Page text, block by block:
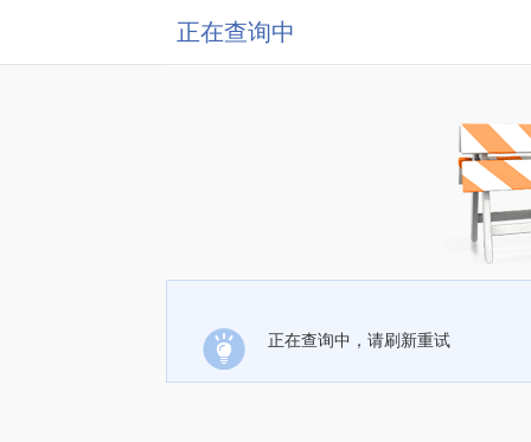
正在查询中
正在查询中，请刷新重试